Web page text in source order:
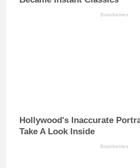
Brainberries
Hollywood's Inaccurate
Take A Look Inside
Brainberries